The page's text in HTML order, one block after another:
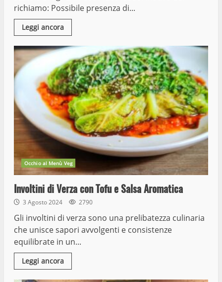
richiamo: Possibile presenza di...
Leggi ancora
Occhio al Menù Veg
Involtini di Verza con Tofu e Salsa Aromatica
3 Agosto 2024 2790
Gli involtini di verza sono una prelibatezza culinaria
che unisce sapori avvolgenti e consistenze
equilibrate in un...
Leggi ancora